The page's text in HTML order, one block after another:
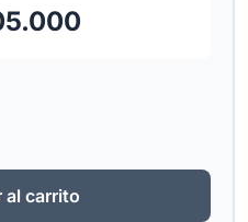
al carrito